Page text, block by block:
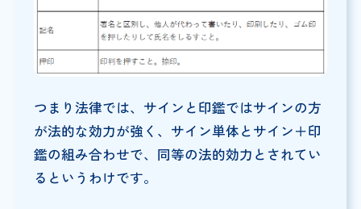
つまり法律では、サインと印鑑ではサインの方
が法的な効力が強く、サイン単体とサイン＋印
鑑の組み合わせで、同等の法的効力とされてい
るというわけです。